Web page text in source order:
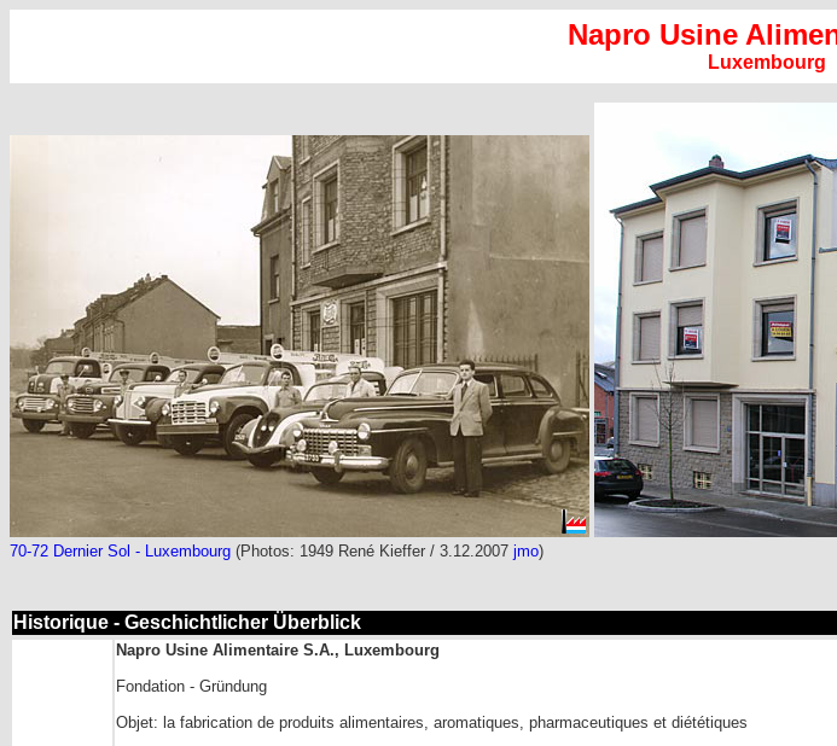
Napro Usine
Luxembourg
70-72 Dernier Sol - Luxembourg (Photos: 1949 René Kieffer / 3.12.2007 jmo)
Historique - Geschichtlicher Überblick
Napro Usine Alimentaire S.A., Luxembourg
Fondation - Gründung
Objet: la fabrication de produits alimentaires, aromatiques, pharmaceutiques et diététiques